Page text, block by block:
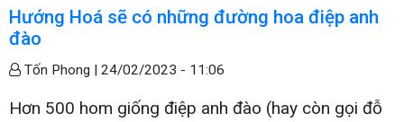
Hướng Hoá sẽ có những đường hoa điệp anh
đào
Tốn Phong | 24/02/2023 - 11:06
Hơn 500 hom giống điệp anh đào (hay còn gọi đỗ